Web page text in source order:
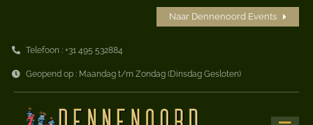
inhoudTelefoon : +31 495 532884
Geopend op : Maandag t/m Zondag (Dinsdag Gesloten)
Naar Dennenoord Events